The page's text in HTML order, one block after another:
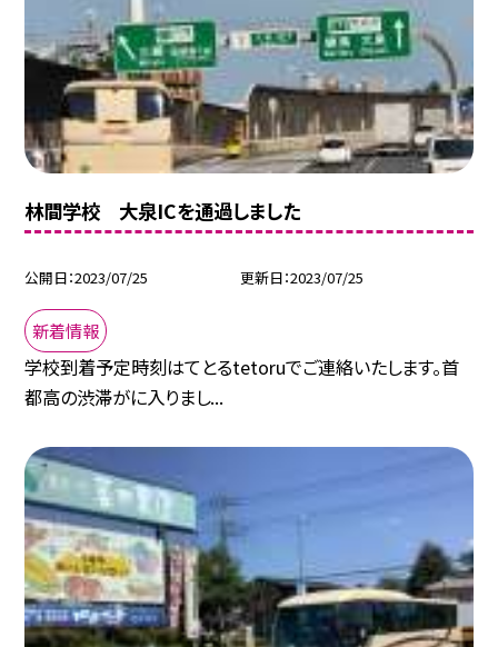
林間学校 大泉ICを通過しました
公開日 2023/07/25 更新日 2023/07/25
新着情報
学校到着予定時刻はてとるtetoruでご連絡いたします。首
都高の渋滞がに入りまし...